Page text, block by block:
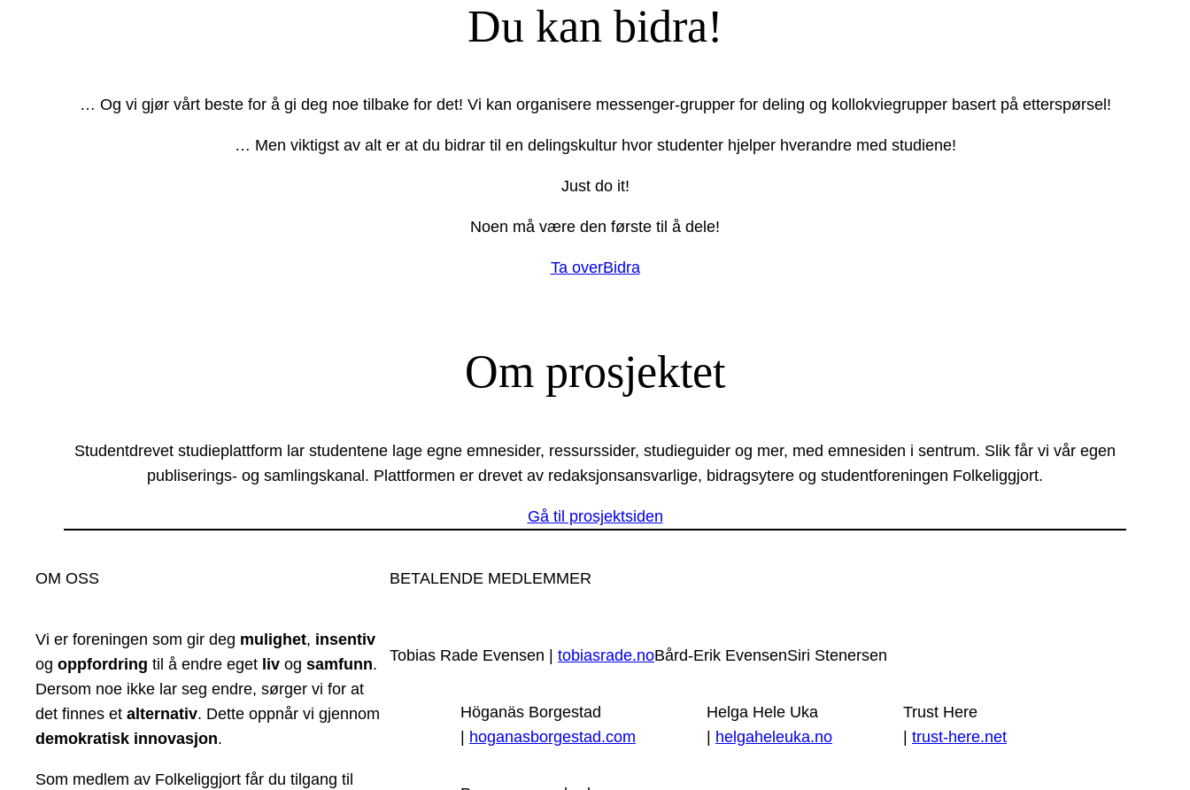
Du kan bidra!
… Og vi gjør vårt beste for å gi deg noe tilbake for det! Vi kan organisere messenger-grupper for deling og kollokviegrupper basert på etterspørsel!
… Men viktigst av alt er at du bidrar til en delingskultur hvor studenter hjelper hverandre med studiene!
Just do it!
Noen må være den første til å dele!
Ta overBidra
Om prosjektet
Studentdrevet studieplattform lar studentene lage egne emnesider, ressurssider, studieguider og mer, med emnesiden i sentrum. Slik får vi vår egen
publiserings- og samlingskanal. Plattformen er drevet av redaksjonsansvarlige, bidragsytere og studentforeningen Folkeliggjort.
Gå til prosjektsiden
OM OSS
Vi er foreningen som gir deg mulighet, insentiv
og oppfordring til å endre eget liv og samfunn.
Dersom noe ikke lar seg endre, sørger vi for at
det finnes et alternativ. Dette oppnår vi gjennom
demokratisk innovasjon.
Som medlem av Folkeliggjort får du tilgang til
BETALENDE MEDLEMMER
Tobias Rade Evensen | tobiasrade.noBård-Erik EvensenSiri Stenersen
Höganäs Borgestad
| hoganasborgestad.com
Helga Hele Uka
| helgaheleuka.no
Trust Here
| trust-here.net